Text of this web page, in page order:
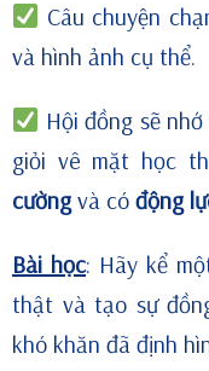
Câu chuyện
và hình ảnh cụ thể.
Hội đồng sẽ
giỏi vê mặt học
cường và có động
Bài học: Hãy kể
thật và tạo sự
khó khăn đã định